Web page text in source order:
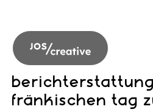
fränkischen tag